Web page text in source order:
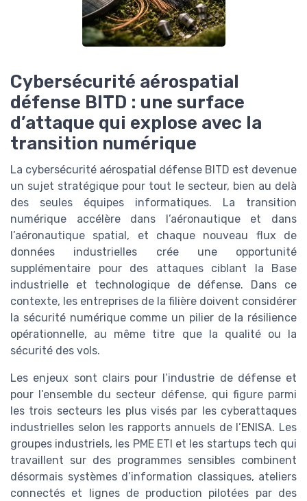
Cybersécurité aérospatial
défense BITD : une surface
d’attaque qui explose avec la
transition numérique
La cybersécurité aérospatial défense BITD est devenue
un sujet stratégique pour tout le secteur, bien au delà
des seules équipes informatiques. La transition
numérique accélère dans l’aéronautique et dans
l’aéronautique spatial, et chaque nouveau flux de
données industrielles crée une opportunité
supplémentaire pour des attaques ciblant la Base
industrielle et technologique de défense. Dans ce
contexte, les entreprises de la filière doivent considérer
la sécurité numérique comme un pilier de la résilience
opérationnelle, au même titre que la qualité ou la
sécurité des vols.
Les enjeux sont clairs pour l’industrie de défense et
pour l’ensemble du secteur défense, qui figure parmi
les trois secteurs les plus visés par les cyberattaques
industrielles selon les rapports annuels de l’ENISA. Les
groupes industriels, les PME ETI et les startups tech qui
travaillent sur des programmes sensibles combinent
désormais systèmes d’information classiques, ateliers
connectés et lignes de production pilotées par des